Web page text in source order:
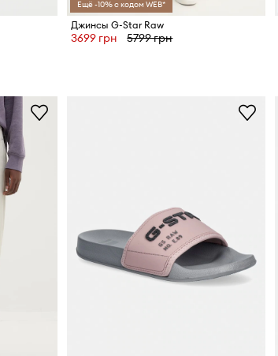
Ещё -10% с кодом WEB*
Джинсы G-Star Raw
3699 грн 5799 грн